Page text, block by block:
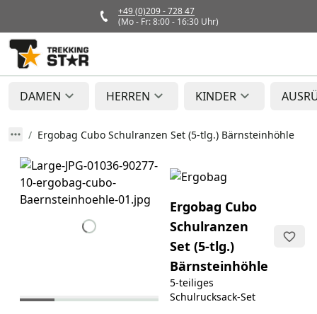
+49 (0)209 - 728 47
(Mo - Fr: 8:00 - 16:30 Uhr)
DAMEN HERREN KINDER
Ergobag Cubo Schulranzen Set (5-tlg.) Bärnsteinhöhle
Ergobag Cubo
Schulranzen
Set (5-tlg.)
Bärnsteinhöhle
5-teiliges
Schulrucksack-Set